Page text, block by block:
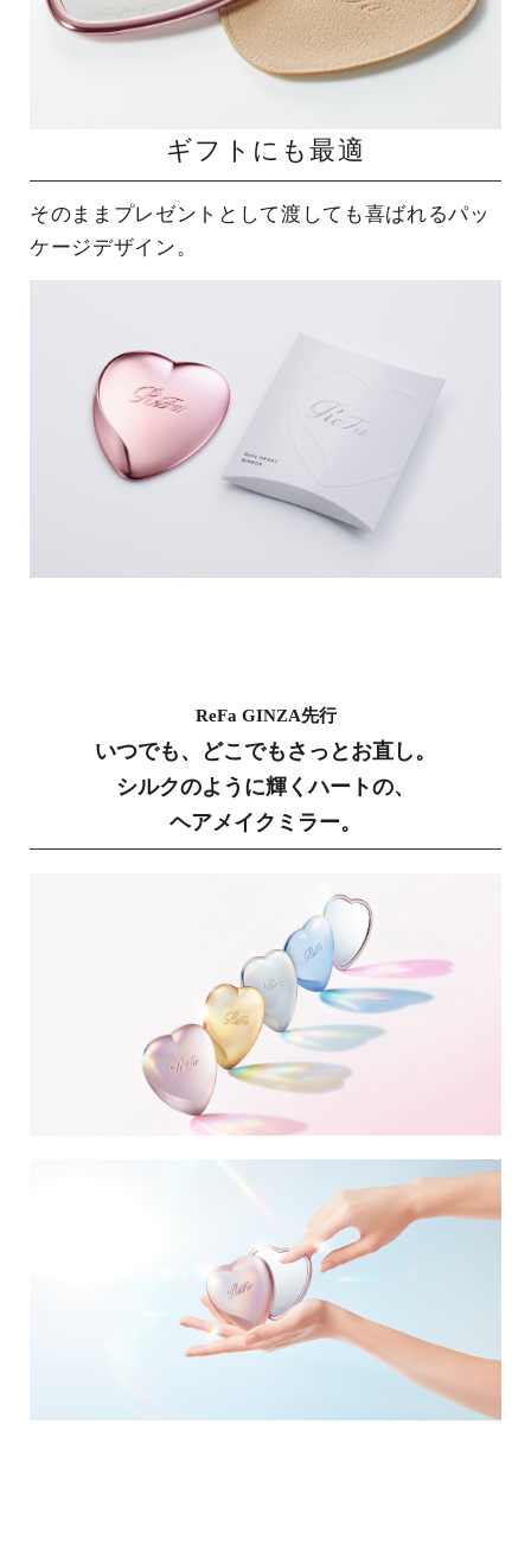
ギフトにも最適
そのままプレゼントとして渡しても喜ばれるパッ
ケージデザイン。
ReFa GINZA先行
いつでも、どこでもさっとお直し。
シルクのように輝くハートの、
ヘアメイクミラー。